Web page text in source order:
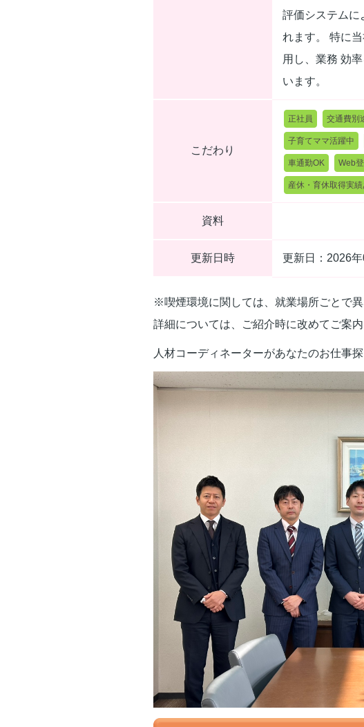
評価システムに
れます。 特に
用し、業務 効
います。
こだわり
正社員 交通費別
子育てママ活躍中
車通勤OK Web
産休・育休取得実績
資料
更新日時 更新日：2026年
※喫煙環境に関しては、就業場所ごとで異
詳細については、ご紹介時に改めてご案内
人材コーディネーターがあなたのお仕事